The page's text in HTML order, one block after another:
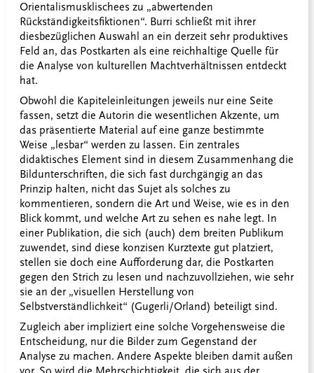
Orientalismusklischees zu „abwertenden
Rückständigkeitsfiktionen“. Burri schließt mit ihrer
diesbezüglichen Auswahl an ein derzeit sehr produktives
Feld an, das Postkarten als eine reichhaltige Quelle für
die Analyse von kulturellen Machtverhältnissen entdeckt
hat.
Obwohl die Kapiteleinleitungen jeweils nur eine Seite
fassen, setzt die Autorin die wesentlichen Akzente, um
das präsentierte Material auf eine ganze bestimmte
Weise „lesbar“ werden zu lassen. Ein zentrales
didaktisches Element sind in diesem Zusammenhang die
Bildunterschriften, die sich fast durchgängig an das
Prinzip halten, nicht das Sujet als solches zu
kommentieren, sondern die Art und Weise, wie es in den
Blick kommt, und welche Art zu sehen es nahe legt. In
einer Publikation, die sich (auch) dem breiten Publikum
zuwendet, sind diese konzisen Kurztexte gut platziert,
stellen sie doch eine Aufforderung dar, die Postkarten
gegen den Strich zu lesen und nachzuvollziehen, wie sehr
sie an der „visuellen Herstellung von
Selbstverständlichkeit“ (Gugerli/Orland) beteiligt sind.
Zugleich aber impliziert eine solche Vorgehensweise die
Entscheidung, nur die Bilder zum Gegenstand der
Analyse zu machen. Andere Aspekte bleiben damit außen